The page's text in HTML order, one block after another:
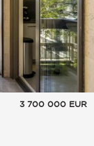
3 700 000 EUR